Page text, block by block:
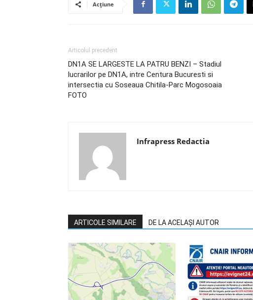
Acțiune
Articolul precedent
DN1A SE LARGESTE LA PATRU BENZI – Stadiul
lucrarilor pe DN1A, intre Centura Bucuresti si
intersectia cu Soseaua Chitila-Parc Mogosoaia
FOTO
Infrapress Redactia
ARTICOLE SIMILARE DE LA ACELAȘI AUTOR